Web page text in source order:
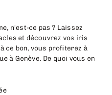
n'est-ce pas ? Laissez
et découvrez vos iris
ce bon, vous profiterez à
à Genève. De quoi vous en